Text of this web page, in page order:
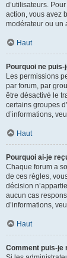
d’utilisateurs.
action, vous avez
modérateur ou un
Haut
Pourquoi ne
Les permissions
par forum, par
être désactivé le
certains groupes
d’informations,
Haut
Pourquoi ai-je
Chaque forum a
de ces règles,
décision
aucun cas
d’informations,
Haut
Comment puis-je